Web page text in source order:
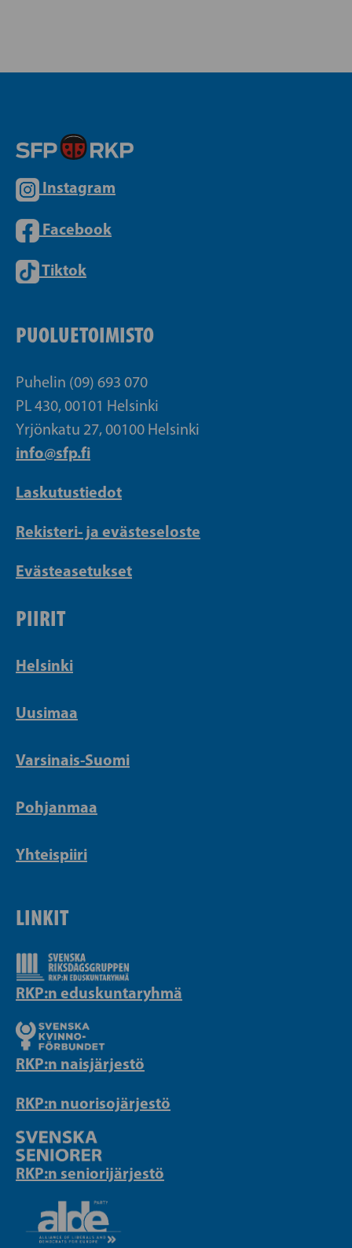
Instagram
Facebook
Tiktok
PUOLUETOIMISTO
Puhelin (09) 693 070
PL 430, 00101 Helsinki
Yrjönkatu 27, 00100 Helsinki
info@sfp.fi
Laskutustiedot
Rekisteri- ja evästeseloste
Evästeasetukset
PIIRIT
Helsinki
Uusimaa
Varsinais-Suomi
Pohjanmaa
Yhteispiiri
LINKIT
RKP:n eduskuntaryhmä
RKP:n naisjärjestö
RKP:n nuorisojärjestö
RKP:n seniorijärjestö